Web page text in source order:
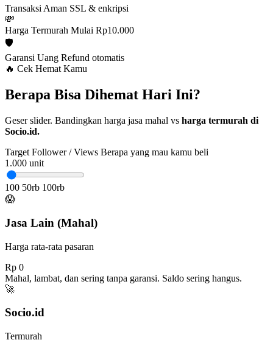
Transaksi Aman SSL & enkripsi
💸
Harga Termurah Mulai Rp10.000
🛡️
Garansi Uang Refund otomatis
🔥 Cek Hemat Kamu
Berapa Bisa Dihemat Hari Ini?
Geser slider. Bandingkan harga jasa mahal vs harga termurah di
Socio.id.
Target Follower / Views Berapa yang mau kamu beli
1.000 unit
100 50rb 100rb
😱
Jasa Lain (Mahal)
Harga rata-rata pasaran
Rp 0
Mahal, lambat, dan sering tanpa garansi. Saldo sering hangus.
🚀
Socio.id
Termurah